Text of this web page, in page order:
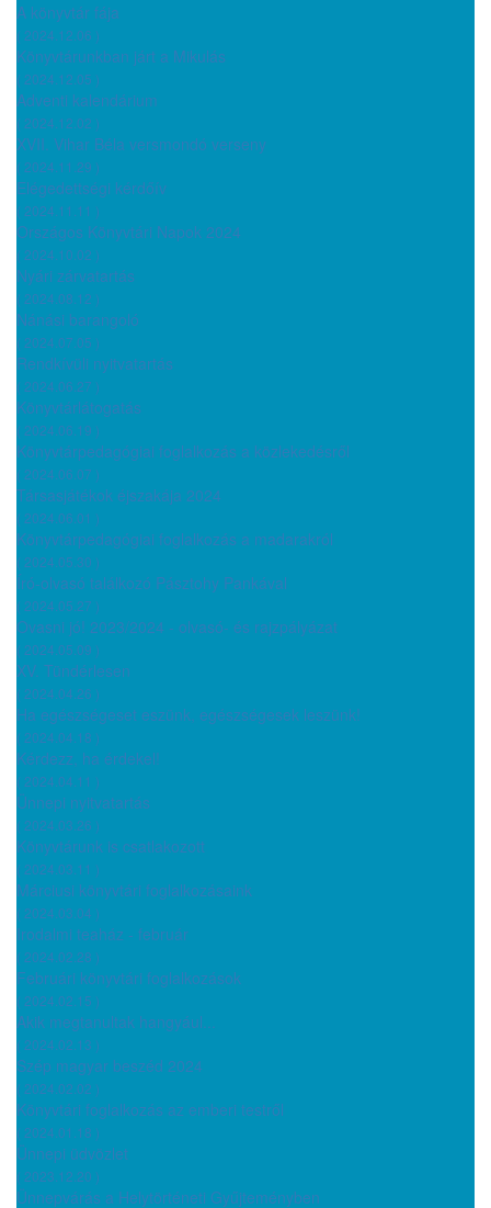
A könyvtár fája
( 2024.12.06 )
Könyvtárunkban járt a Mikulás
( 2024.12.05 )
Adventi kalendárium
( 2024.12.02 )
XVII. Vihar Béla versmondó verseny
( 2024.11.29 )
Elégedettségi kérdőív
( 2024.11.11 )
Országos Könyvtári Napok 2024
( 2024.10.02 )
Nyári zárvatartás
( 2024.08.12 )
Nánási barangoló
( 2024.07.05 )
Rendkívüli nyitvatartás
( 2024.06.27 )
Könyvtárlátogatás
( 2024.06.19 )
Könyvtárpedagógiai foglalkozás a közlekedésről
( 2024.06.07 )
Társasjátékok éjszakája 2024
( 2024.06.01 )
Könyvtárpedagógiai foglalkozás a madarakról
( 2024.05.30 )
Író-olvasó találkozó Pásztohy Pankával
( 2024.05.27 )
Ovasni jó! 2023/2024 - olvasó- és rajzpályázat
( 2024.05.09 )
XV. Tündérlesen
( 2024.04.26 )
Ha egészségeset eszünk, egészségesek leszünk!
( 2024.04.18 )
Kérdezz, ha érdekel!
( 2024.04.11 )
Ünnepi nyitvatartás
( 2024.03.26 )
Könyvtárunk is csatlakozott
( 2024.03.11 )
Márciusi könyvtári foglalkozásaink
( 2024.03.04 )
Irodalmi teaház - február
( 2024.02.28 )
Februári könyvtári foglalkozások
( 2024.02.15 )
Akik megtanultak hangyául...
( 2024.02.13 )
Szép magyar beszéd 2024
( 2024.02.02 )
Könyvtári foglalkozás az emberi testről
( 2024.01.18 )
Ünnepi üdvözlet
( 2023.12.20 )
Ünnepvárás a Helytörténeti Gyűjteményben